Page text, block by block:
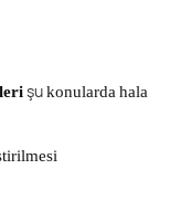
şukonulardahala